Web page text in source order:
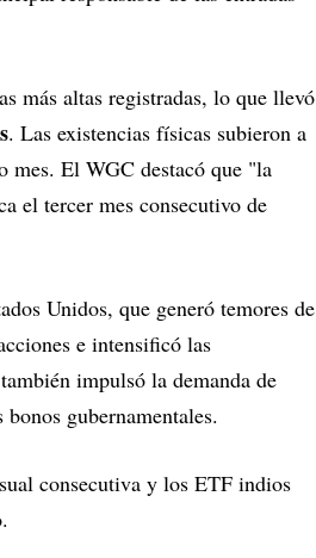
más altas registradas, lo que llevó
. Las existencias físicas subieron a
mes. El WGC destacó que "la
el tercer mes consecutivo de
Unidos, que generó temores de
e intensificó las
impulsó la demanda de
gubernamentales.
consecutiva y los ETF indios